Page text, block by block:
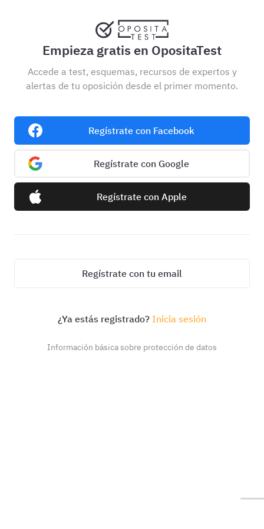
Empieza gratis en OpositaTest
Accede a test, esquemas, recursos de expertos y
alertas de tu oposición desde el primer momento.
Regístrate con Facebook
Regístrate con Google
Regístrate con Apple
Regístrate con tu email
¿Ya estás registrado? Inicia sesión
Información básica sobre protección de datos